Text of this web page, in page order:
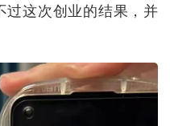
过这次创业的结果，并